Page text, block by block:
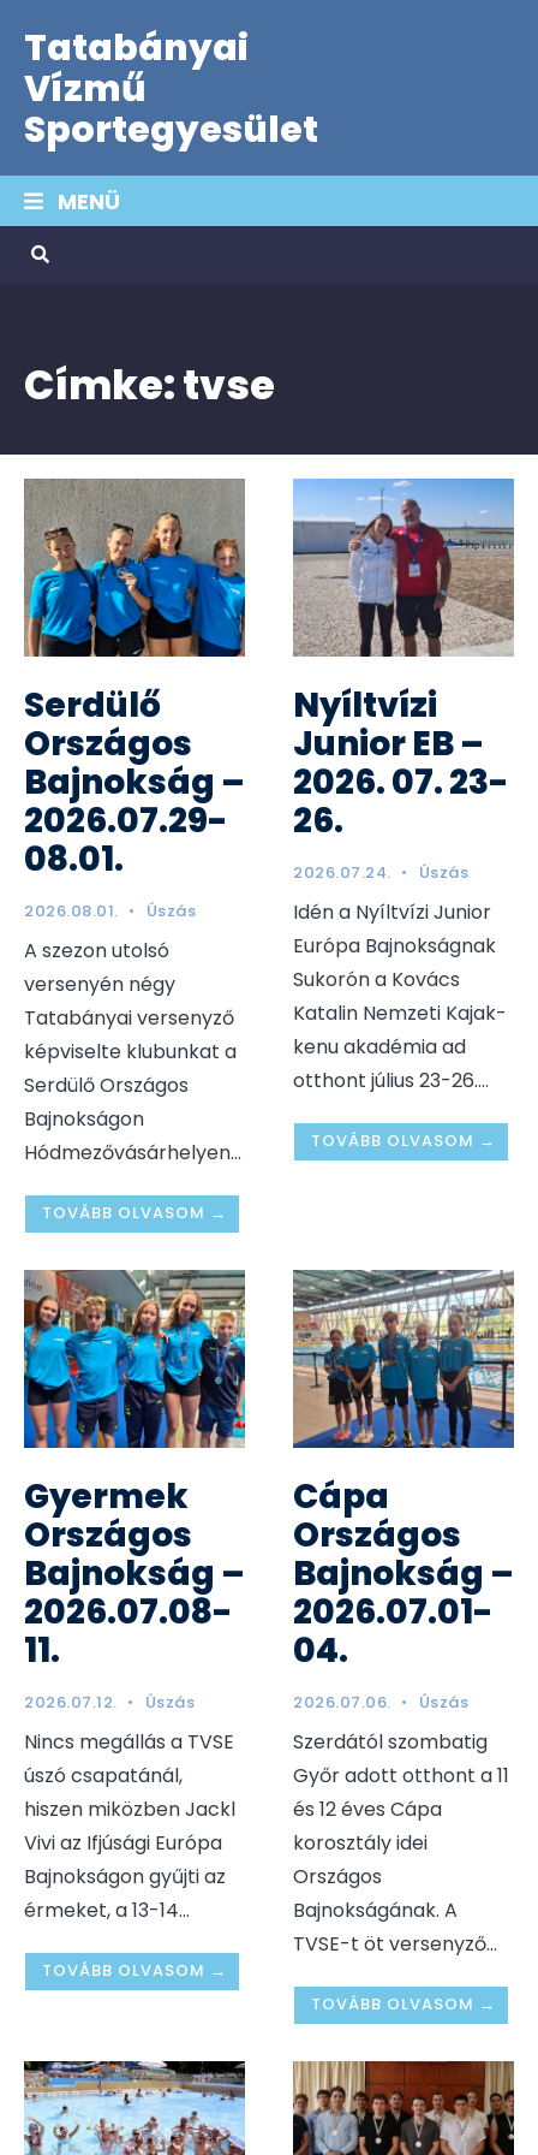
Tatabányai
Vízmű
Sportegyesület
MENÜ
Címke:tvse
Serdülő
Országos
Bajnokság –
2026.07.29-
08.01.
2026.08.01. • Úszás
A szezon utolsó
versenyén négy
Tatabányai versenyző
képviselte klubunkat a
Serdülő Országos
Bajnokságon
Hódmezővásárhelyen...
TOVÁBB OLVASOM →
Nyíltvízi
Junior EB –
2026. 07. 23-
26.
2026.07.24. • Úszás
Idén a Nyíltvízi Junior
Európa Bajnokságnak
Sukorón a Kovács
Katalin Nemzeti Kajak-
kenu akadémia ad
otthont július 23-26....
TOVÁBB OLVASOM →
Gyermek
Országos
Bajnokság –
2026.07.08-
11.
2026.07.12. • Úszás
Nincs megállás a TVSE
úszó csapatánál,
hiszen miközben Jackl
Vivi az Ifjúsági Európa
Bajnokságon gyűjti az
érmeket, a 13-14...
TOVÁBB OLVASOM →
Cápa
Országos
Bajnokság –
2026.07.01-
04.
2026.07.06. • Úszás
Szerdától szombatig
Győr adott otthont a 11
és 12 éves Cápa
korosztály idei
Országos
Bajnokságának. A
TVSE-t öt versenyző...
TOVÁBB OLVASOM →